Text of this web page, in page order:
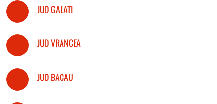
JUD GALATI
JUD VRANCEA
JUD BACAU